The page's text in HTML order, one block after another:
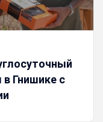
Гнишике с